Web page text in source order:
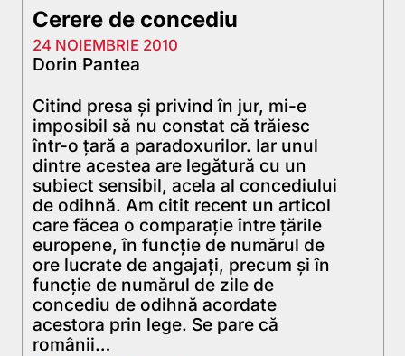
Cerere de concediu
24 NOIEMBRIE 2010
Dorin Pantea
Citind presa şi privind în jur, mi-e
imposibil să nu constat că trăiesc
într-o ţară a paradoxurilor. Iar unul
dintre acestea are legătură cu un
subiect sensibil, acela al concediului
de odihnă. Am citit recent un articol
care făcea o comparaţie între ţările
europene, în funcţie de numărul de
ore lucrate de angajaţi, precum şi în
funcţie de numărul de zile de
concediu de odihnă acordate
acestora prin lege. Se pare că
românii…